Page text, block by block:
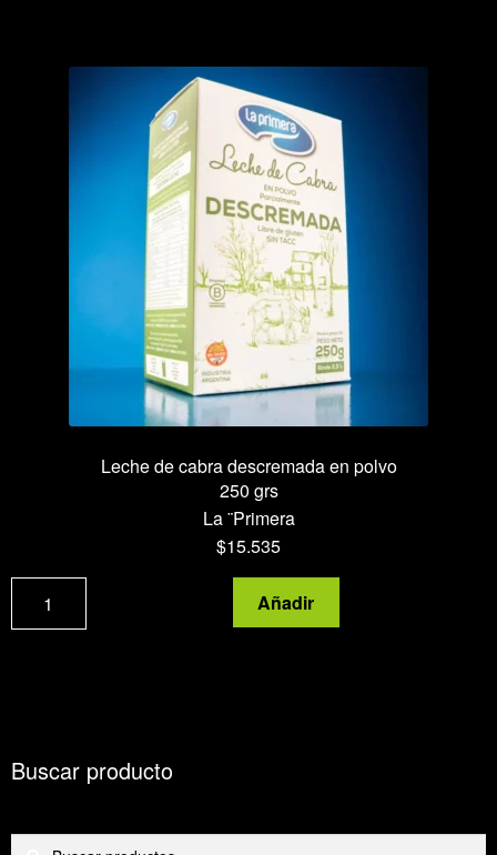
Leche de cabra descremada en polvo
250 grs
La ¨Primera
$15.535
Leche
de
Añadir
Buscar producto